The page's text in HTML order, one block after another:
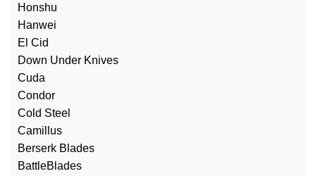
Honshu
Hanwei
El Cid
Down Under Knives
Cuda
Condor
Cold Steel
Camillus
Berserk Blades
BattleBlades